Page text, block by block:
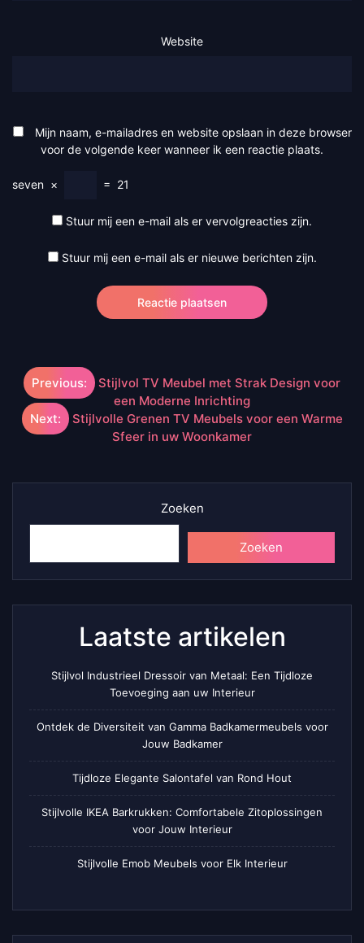
Website
Mijn naam, e-mailadres en website opslaan in deze browser
voor de volgende keer wanneer ik een reactie plaats.
seven × = 21
Stuur mij een e-mail als er vervolgreacties zijn.
Stuur mij een e-mail als er nieuwe berichten zijn.
Berichtnavigatie
Previous:
Stijlvol TV Meubel met Strak Design voor
een Moderne Inrichting
Next:
Stijlvolle Grenen TV Meubels voor een Warme
Sfeer in uw Woonkamer
Zoeken
Zoeken
Laatste artikelen
Stijlvol Industrieel Dressoir van Metaal: Een Tijdloze
Toevoeging aan uw Interieur
Ontdek de Diversiteit van Gamma Badkamermeubels voor
Jouw Badkamer
Tijdloze Elegante Salontafel van Rond Hout
Stijlvolle IKEA Barkrukken: Comfortabele Zitoplossingen
voor Jouw Interieur
Stijlvolle Emob Meubels voor Elk Interieur